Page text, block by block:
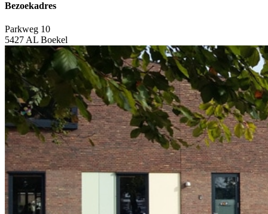
Bezoekadres
Parkweg 10
5427 AL Boekel